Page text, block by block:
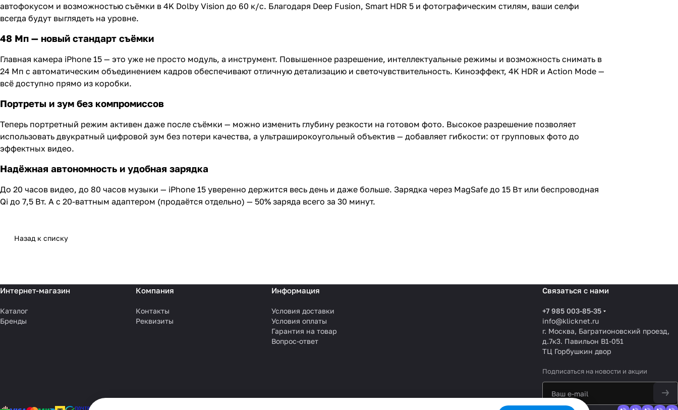
автофокусом и возможностью съёмки в 4K Dolby Vision до 60 к/с. Благодаря Deep Fusion, Smart HDR 5 и фотографическим стилям, ваши селфи
всегда будут выглядеть на уровне.
48 Мп — новый стандарт съёмки
Главная камера iPhone 15 — это уже не просто модуль, а инструмент. Повышенное разрешение, интеллектуальные режимы и возможность снимать в
24 Мп с автоматическим объединением кадров обеспечивают отличную детализацию и светочувствительность. Киноэффект, 4K HDR и Action Mode —
всё доступно прямо из коробки.
Портреты и зум без компромиссов
Теперь портретный режим активен даже после съёмки — можно изменить глубину резкости на готовом фото. Высокое разрешение позволяет
использовать двукратный цифровой зум без потери качества, а ультраширокоугольный объектив — добавляет гибкости: от групповых фото до
эффектных видео.
Надёжная автономность и удобная зарядка
До 20 часов видео, до 80 часов музыки — iPhone 15 уверенно держится весь день и даже больше. Зарядка через MagSafe до 15 Вт или беспроводная
Qi до 7,5 Вт. А с 20-ваттным адаптером (продаётся отдельно) — 50% заряда всего за 30 минут.
Назад к списку
Интернет-магазин
Каталог
Бренды
Компания
Контакты
Реквизиты
Информация
Условия доставки
Условия оплаты
Гарантия на товар
Вопрос-ответ
Связаться с нами
+7 985 003-85-35
info@klicknet.ru
г. Москва, Багратионовский проезд,
д.7к3. Павильон B1-051
ТЦ Горбушкин двор
Подписаться на новости и акции